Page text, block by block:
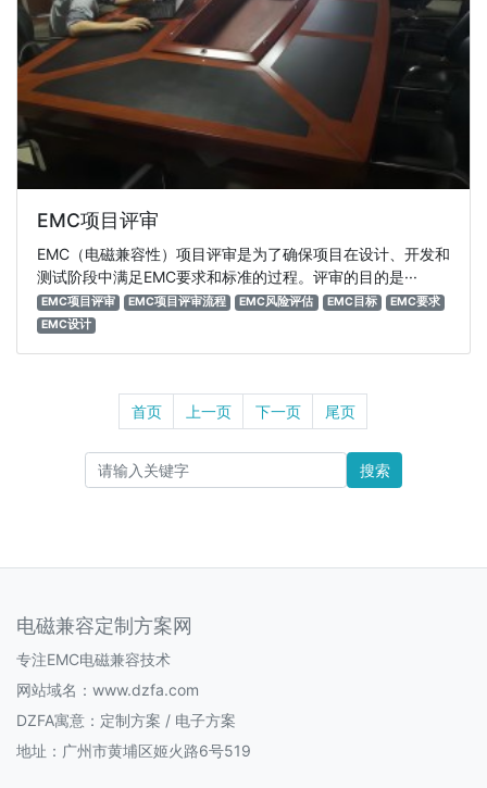
EMC项目评审
EMC（电磁兼容性）项目评审是为了确保项目在设计、开发和
测试阶段中满足EMC要求和标准的过程。评审的目的是···
EMC项目评审 EMC项目评审流程 EMC风险评估 EMC目标
EMC要求
EMC设计
首页 上一页 下一页 尾页
搜索
电磁兼容定制方案网
专注EMC电磁兼容技术
网站域名：www.dzfa.com
DZFA寓意：定制方案 / 电子方案
地址：广州市黄埔区姬火路6号519